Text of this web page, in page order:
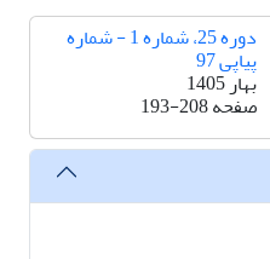
دوره 25، شماره 1 - شماره
پیاپی 97
بهار 1405
صفحه193-208